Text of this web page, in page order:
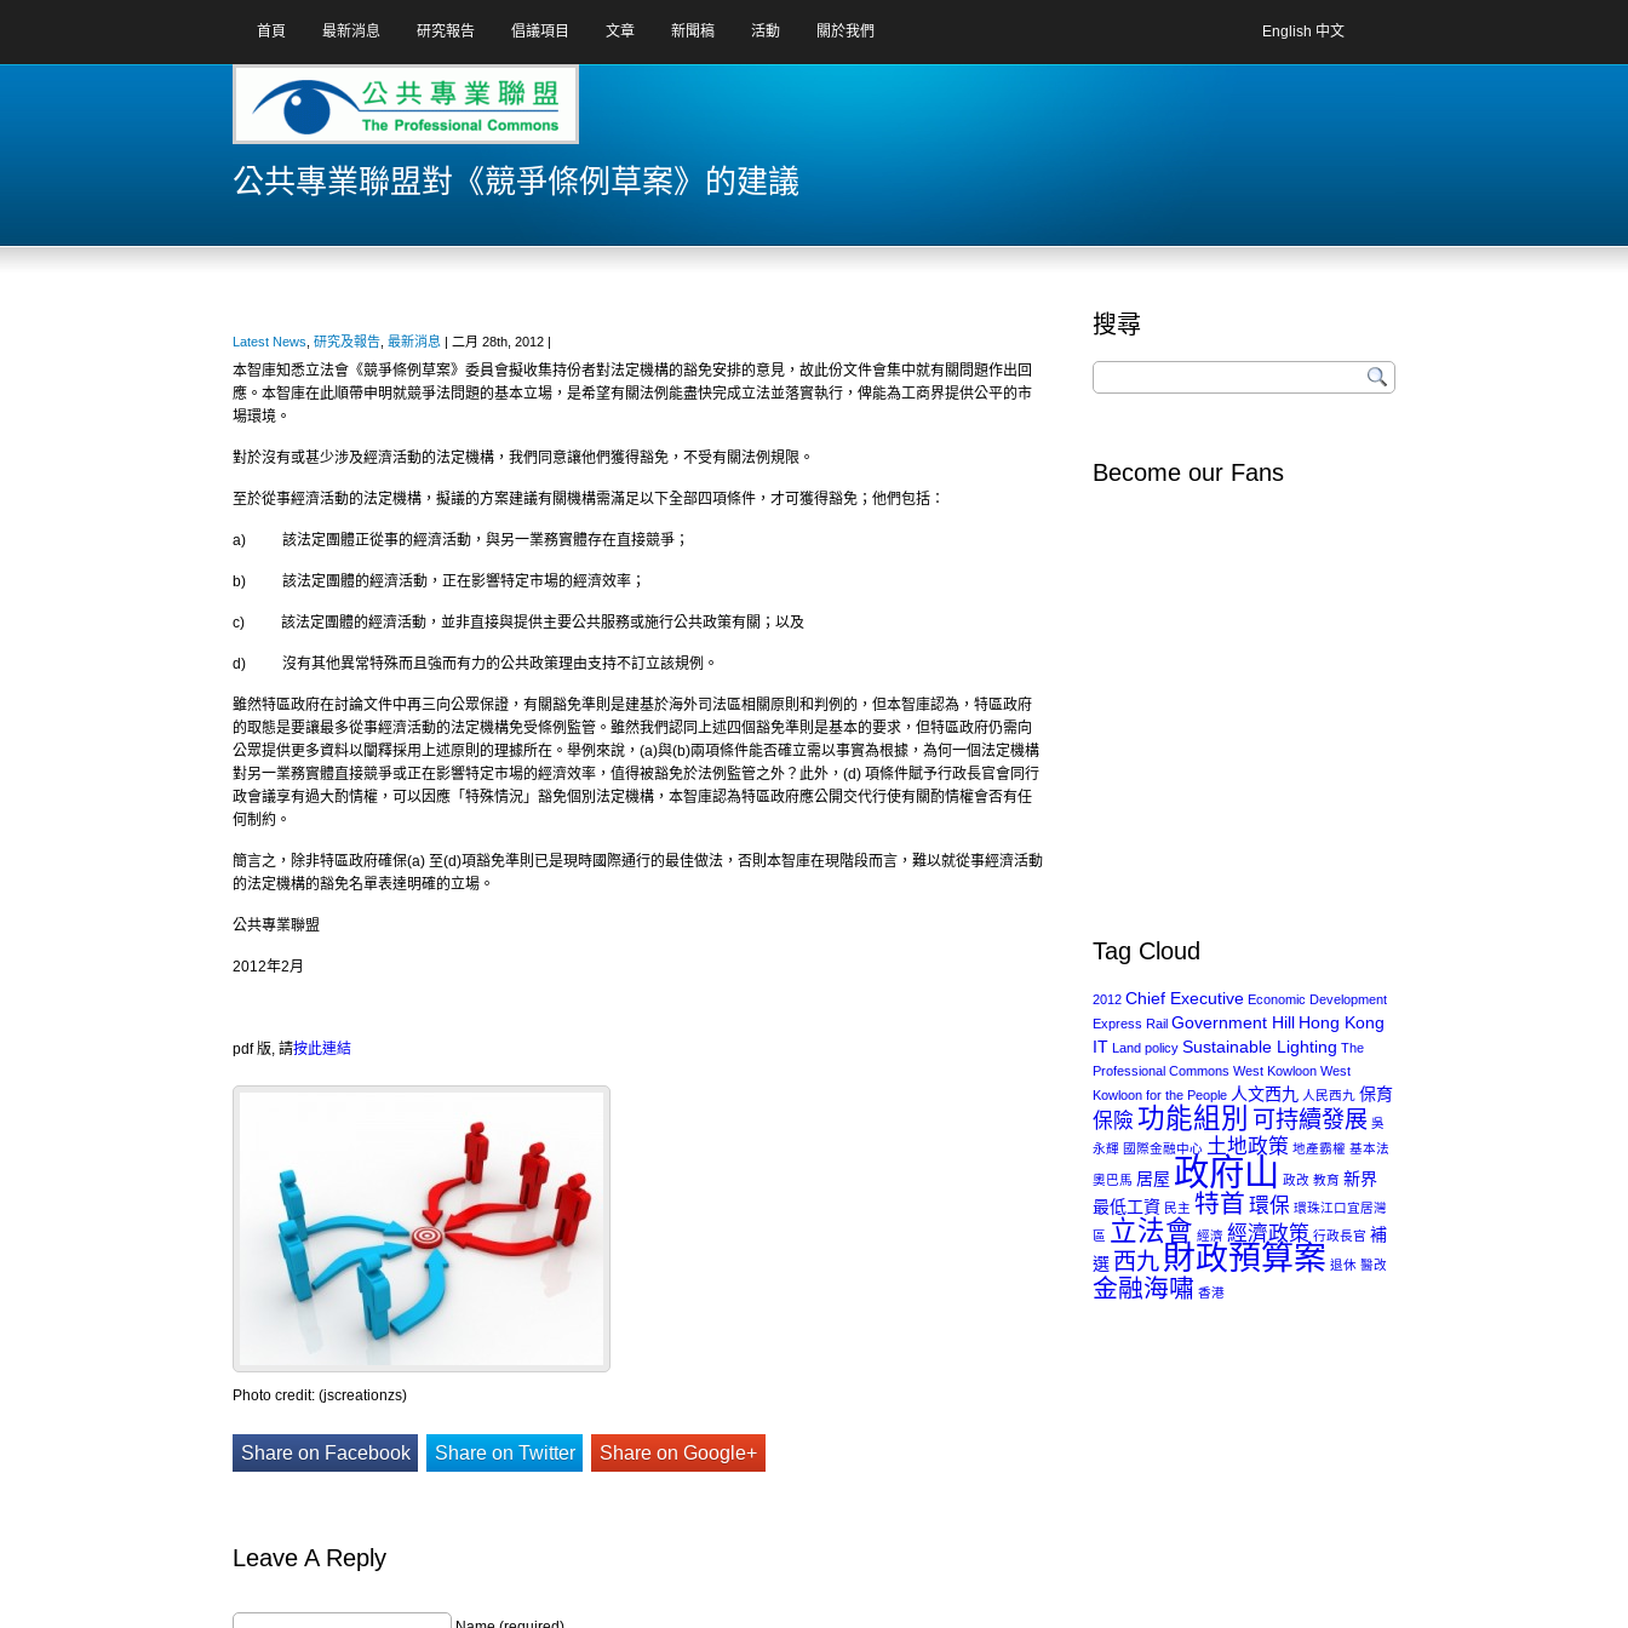
首頁 最新消息 研究報告 倡議項目 文章 新聞稿 活動 關於我們 English 中文
公共專業聯盟對《競爭條例草案》的建議
Latest News 研究及報告 最新消息 | 二月 28th, 2012 |
本智庫知悉立法會《競爭條例草案》委員會擬收集持份者對法定機構的豁免安排的意見，故此份文件會集中就有關問題作出回
應。本智庫在此順帶申明就競爭法問題的基本立場，是希望有關法例能盡快完成立法並落實執行，俾能為工商界提供公平的市
場環境。
對於沒有或甚少涉及經濟活動的法定機構，我們同意讓他們獲得豁免，不受有關法例規限。
至於從事經濟活動的法定機構，擬議的方案建議有關機構需滿足以下全部四項條件，才可獲得豁免；他們包括：
a) 該法定團體正從事的經濟活動，與另一業務實體存在直接競爭；
b) 該法定團體的經濟活動，正在影響特定市場的經濟效率；
c) 該法定團體的經濟活動，並非直接與提供主要公共服務或施行公共政策有關；以及
d) 沒有其他異常特殊而且強而有力的公共政策理由支持不訂立該規例。
雖然特區政府在討論文件中再三向公眾保證，有關豁免準則是建基於海外司法區相關原則和判例的，但本智庫認為，特區政府
的取態是要讓最多從事經濟活動的法定機構免受條例監管。雖然我們認同上述四個豁免準則是基本的要求，但特區政府仍需向
公眾提供更多資料以闡釋採用上述原則的理據所在。舉例來說，(a)與(b)兩項條件能否確立需以事實為根據，為何一個法定機構
對另一業務實體直接競爭或正在影響特定市場的經濟效率，值得被豁免於法例監管之外？此外，(d) 項條件賦予行政長官會同行
政會議享有過大酌情權，可以因應「特殊情況」豁免個別法定機構，本智庫認為特區政府應公開交代行使有關酌情權會否有任
何制約。
簡言之，除非特區政府確保(a) 至(d)項豁免準則已是現時國際通行的最佳做法，否則本智庫在現階段而言，難以就從事經濟活動
的法定機構的豁免名單表達明確的立場。
公共專業聯盟
2012年2月
pdf 版, 請按此連結
Photo credit: (jscreationzs)
Share on Facebook Share on Twitter Share on Google+
Leave A Reply
搜尋
Become our Fans
Tag Cloud
2012 Chief Executive Economic Development
Express Rail Government Hill Hong Kong
IT Land policy Sustainable Lighting The
Professional Commons West Kowloon West
Kowloon for the People 人文西九 人民西九 保育
保險 功能組別 可持續發展 吳
永輝 國際金融中心 土地政策 地產霸權 基本法
奧巴馬 居屋 政府山 政改 教育 新界
最低工資 民主 特首 環保 環珠江口宜居灣
區 立法會 經濟 經濟政策 行政長官 補
選 西九財政預算案 退休 醫改
金融海嘯 香港